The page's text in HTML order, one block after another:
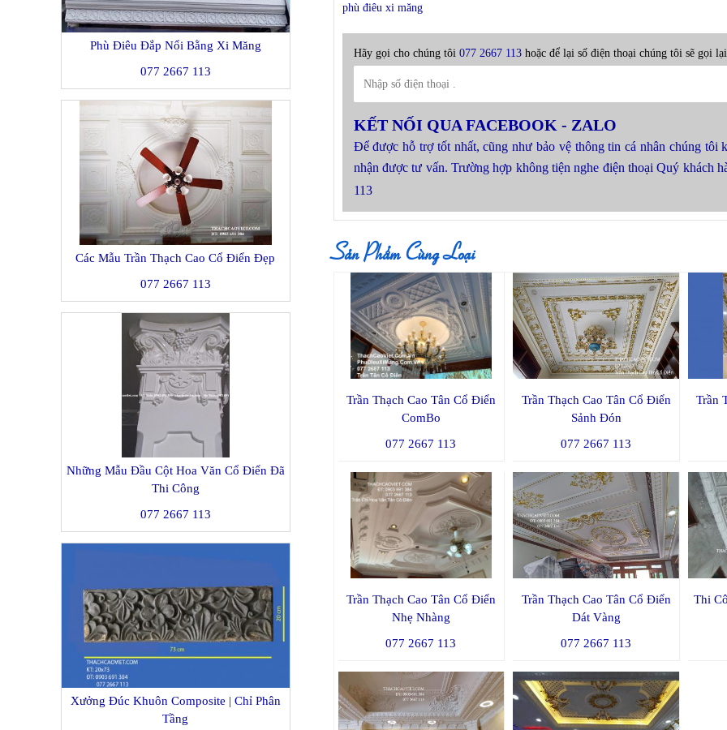
Phù Điêu Đắp Nổi Bằng Xi Măng
077 2667 113
Các Mẫu Trần Thạch Cao Cổ Điển Đẹp
077 2667 113
Những Mẫu Đầu Cột Hoa Văn Cổ Điển Đã
Thi Công
077 2667 113
Xưởng Đúc Khuôn Composite | Chỉ Phân
Tầng
phù điêu xi măng
Hãy gọi cho chúng tôi 077 2667 113hoặc để lại số điện thoại chúng tôi sẽ gọi
KẾT NỐI QUA FACEBOOK - ZALO
Để được hỗ trợ tốt nhất, cũng như bảo vệ thông tin cá nhân chúng tôi
nhận được tư vấn. Trường hợp không tiện nghe điện thoại Quý khách
113
Sản Phẩm Cùng Loại
Trần Thạch Cao Tân Cổ Điển
ComBo
077 2667 113
Trần Thạch Cao Tân Cổ Điển
Sảnh Đón
077 2667 113
Trần
Trần Thạch Cao Tân Cổ Điển
Nhẹ Nhàng
077 2667 113
Trần Thạch Cao Tân Cổ Điển
Dát Vàng
077 2667 113
Thi